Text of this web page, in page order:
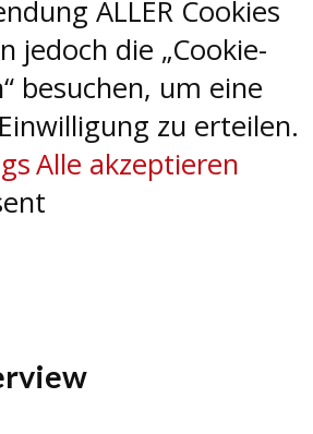
ALLER Cookies
jedoch die „Cookie-
besuchen, um eine
zu erteilen.
Alle akzeptieren